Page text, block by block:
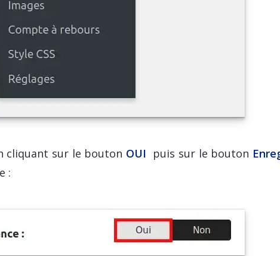
cliquant sur le bouton OUI puis sur le bouton
: